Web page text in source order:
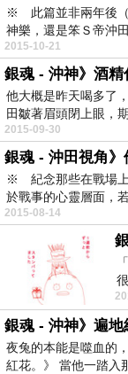
※ 此篇並非兩年後
神樂，還是笨Ｓ帝沖
2015-10-21
銀魂 - 沖神》酒精
他大概是昨天喝多了
田皺著眉頭閉上眼，
2015-09-30
銀魂 - 沖田視角》
※ 紀念那些在戰場
於戰事的心靈層面，
2015-08-14
銀魂 - 沖神》遍地
夜兔的本能是噬血的
紅花。》 當他一踏入